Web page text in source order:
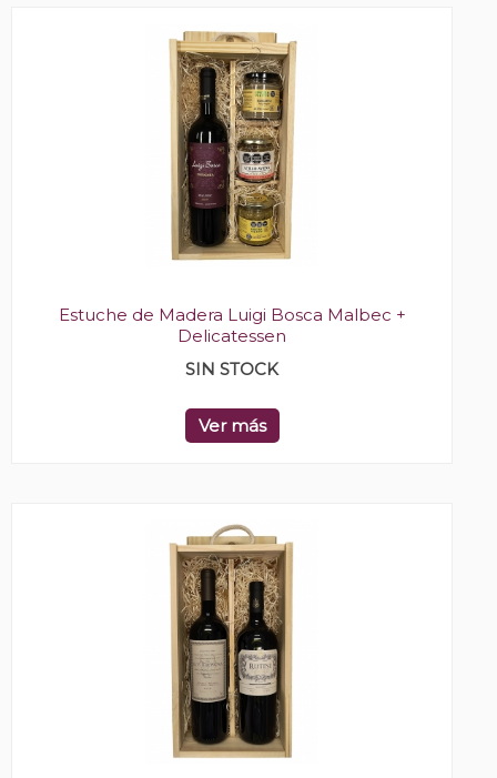
Estuche de Madera Luigi Bosca Malbec +
Delicatessen
SIN STOCK
Ver más